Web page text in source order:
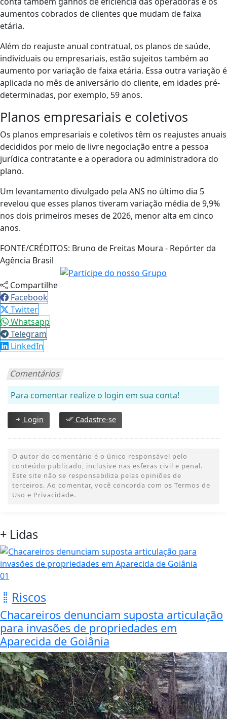
aumentos cobrados de clientes que mudam de faixa
etária.
Além do reajuste anual contratual, os planos de saúde,
individuais ou empresariais, estão sujeitos também ao
aumento por variação de faixa etária. Essa outra variação é
aplicada no mês de aniversário do cliente, em idades pré-
determinadas, por exemplo, 59 anos.
Planos empresariais e coletivos
Os planos empresariais e coletivos têm os reajustes anuais
decididos por meio de livre negociação entre a pessoa
jurídica contratante e a operadora ou administradora do
plano.
Um levantamento divulgado pela ANS no último dia 5
revelou que esses planos tiveram variação média de 9,9%
nos dois primeiros meses de 2026, menor alta em cinco
anos.
FONTE/CRÉDITOS: Bruno de Freitas Moura - Repórter da
Agência Brasil
Compartilhe
Facebook
Twitter
Whatsapp
Telegram
LinkedIn
Comentários
Para comentar realize o login em sua conta!
Login Cadastre-se
O autor do comentário é o único responsável pelo
conteúdo publicado, inclusive nas esferas civil e penal.
Este site não se responsabiliza pelas opiniões de
terceiros. Ao comentar, você concorda com os Termos de
Uso e Privacidade.
+ Lidas
01
Riscos
Chacareiros denunciam suposta articulação
para invasões de propriedades em
Aparecida de Goiânia